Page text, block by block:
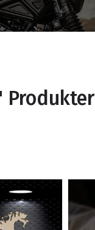
Produkter